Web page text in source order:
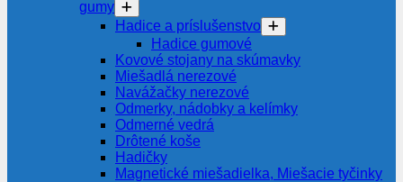
gumy
Hadice a príslušenstvo
Hadice gumové
Kovové stojany na skúmavky
Miešadlá nerezové
Navážačky nerezové
Odmerky, nádobky a kelímky
Odmerné vedrá
Drôtené koše
Hadičky
Magnetické miešadielka, Miešacie tyčinky